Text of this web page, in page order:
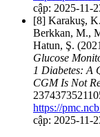
cập: 2025-11-
[8] Karakuş,
Berkkan, M.,
Hatun, Ş.
Glucose
1 Diabetes: A
CGM Is Not
https://
cập: 2025-11-